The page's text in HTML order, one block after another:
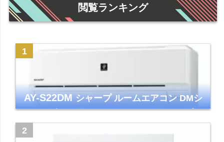
閲覧ランキング
AY-S22DMシャープ ルームエアコン DMシ
リーズ 主に6畳 ホワイト 2024年モデル プラ